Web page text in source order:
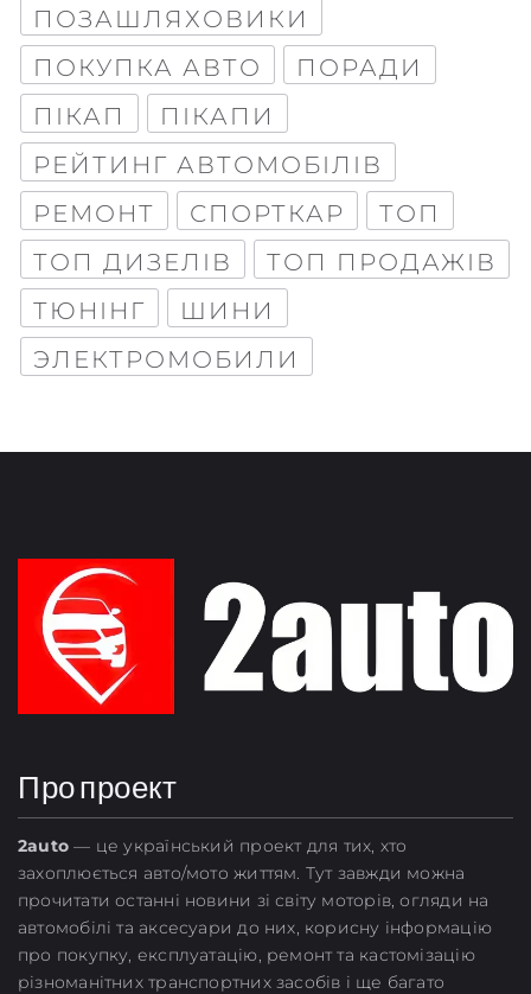
ПОЗАШЛЯХОВИКИ
ПОКУПКА АВТО
ПОРАДИ
ПІКАП
ПІКАПИ
РЕЙТИНГ АВТОМОБІЛІВ
РЕМОНТ
СПОРТКАР
ТОП
ТОП ДИЗЕЛІВ
ТОП ПРОДАЖІВ
ТЮНІНГ
ШИНИ
ЭЛЕКТРОМОБИЛИ
Про проект
2auto — це український проект для тих, хто
захоплюється авто/мото життям. Тут завжди можна
прочитати останні новини зі світу моторів, огляди на
автомобілі та аксесуари до них, корисну інформацію
про покупку, експлуатацію, ремонт та кастомізацію
різноманітних транспортних засобів і ще багато